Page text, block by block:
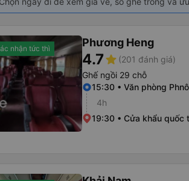
nhận tức thì Phương Heng
4.7star (201 đánh giá)
Ghế ngồi 29 chỗ
15:30 • Văn phòng
4h
19:30 • Cửa khẩu quốc